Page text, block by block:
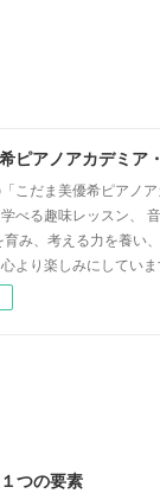
ピアノアカデミア
こだま美優希ピアノ
べる趣味レッスン、
育み、考える力を養い
より楽しみにしていま
つの要素